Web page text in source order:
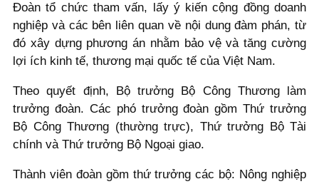
Đoàn tổ chức tham vấn, lấy ý kiến cộng đồng doanh
nghiệp và các bên liên quan về nội dung đàm phán, từ
đó xây dựng phương án nhằm bảo vệ và tăng cường
lợi ích kinh tế, thương mại quốc tế của Việt Nam.
Theo quyết định, Bộ trưởng Bộ Công Thương làm
trưởng đoàn. Các phó trưởng đoàn gồm Thứ trưởng
Bộ Công Thương (thường trực), Thứ trưởng Bộ Tài
chính và Thứ trưởng Bộ Ngoại giao.
Thành viên đoàn gồm thứ trưởng các bộ: Nông nghiệp